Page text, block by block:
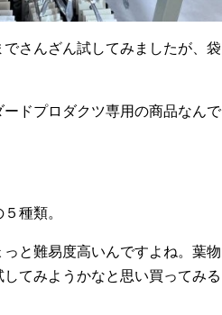
さんざん試してみましたが、袋
ドプロダクツ専用の商品なんで
種類。
と難易度高いんですよね。葉物
てみようかなと思い買ってみる